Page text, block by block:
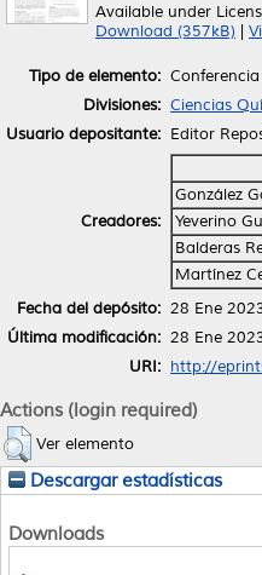
Available under
Download (357kB)
Tipo de elemento:
Divisiones: Ciencias
Usuario depositante: Editor
Creadores:
González
Yeverino
Balderas
Martínez
Fecha del depósito: 28 Ene
Última modificación: 28 Ene
URI: http://
Actions (login required)
Ver elemento
Descargar estadísticas
Downloads